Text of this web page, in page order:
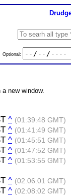
Optional:
new window.
^ (01:39:48 GMT)
^ (01:41:49 GMT)
^ (01:45:51 GMT)
^ (01:47:52 GMT)
^ (01:53:55 GMT)
^ (02:06:01 GMT)
^ (02:08:02 GMT)